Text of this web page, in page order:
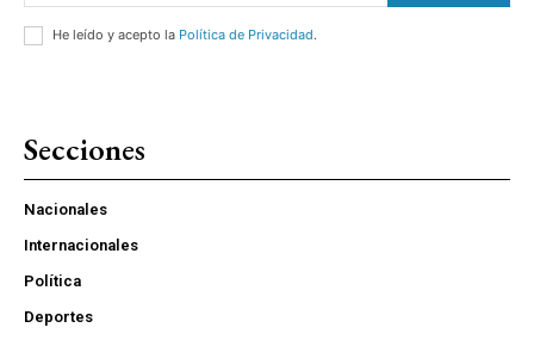
He leído y acepto la Política de Privacidad.
Secciones
Nacionales
Internacionales
Política
Deportes